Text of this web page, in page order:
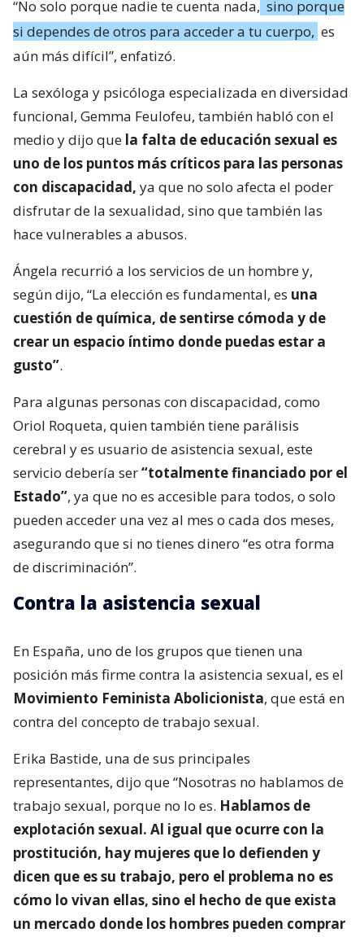
“No solo porque nadie te cuenta nada, sino porque
si dependes de otros para acceder a tu cuerpo, es
aún más difícil”, enfatizó.
La sexóloga y psicóloga especializada en diversidad
funcional, Gemma Feulofeu, también habló con el
medio y dijo que la falta de educación sexual es
uno de los puntos más críticos para las personas
con discapacidad, ya que no solo afecta el poder
disfrutar de la sexualidad, sino que también las
hace vulnerables a abusos.
Ángela recurrió a los servicios de un hombre y,
según dijo, “La elección es fundamental, es una
cuestión de química, de sentirse cómoda y de
crear un espacio íntimo donde puedas estar a
gusto”.
Para algunas personas con discapacidad, como
Oriol Roqueta, quien también tiene parálisis
cerebral y es usuario de asistencia sexual, este
servicio debería ser“totalmente financiado por el
Estado”, ya que no es accesible para todos, o solo
pueden acceder una vez al mes o cada dos meses,
asegurando que si no tienes dinero “es otra forma
de discriminación”.
Contra la asistencia sexual
En España, uno de los grupos que tienen una
posición más firme contra la asistencia sexual, es el
Movimiento Feminista Abolicionista, que está en
contra del concepto de trabajo sexual.
Erika Bastide, una de sus principales
representantes, dijo que “Nosotras no hablamos de
trabajo sexual, porque no lo es. Hablamos de
explotación sexual. Al igual que ocurre con la
prostitución, hay mujeres que lo defienden y
dicen que es su trabajo, pero el problema no es
cómo lo vivan ellas, sino el hecho de que exista
un mercado donde los hombres pueden comprar